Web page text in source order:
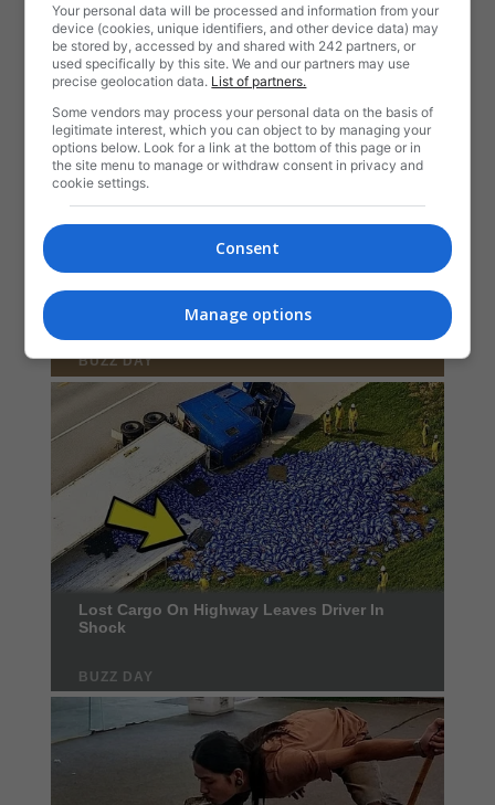
Your personal data will be processed and information from your
device (cookies, unique identifiers, and other device data) may
be stored by, accessed by and shared with 242 partners, or
used specifically by this site. We and our partners may use
precise geolocation data. List of partners.
Some vendors may process your personal data on the basis of
legitimate interest, which you can object to by managing your
options below. Look for a link at the bottom of this page or in
the site menu to manage or withdraw consent in privacy and
cookie settings.
Consent
Manage options